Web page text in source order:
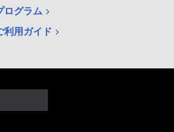
ログラム
利用ガイド